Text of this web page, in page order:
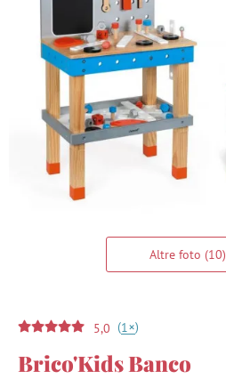
Altre foto (10)
5,0 (1+)
Brico'Kids Banco